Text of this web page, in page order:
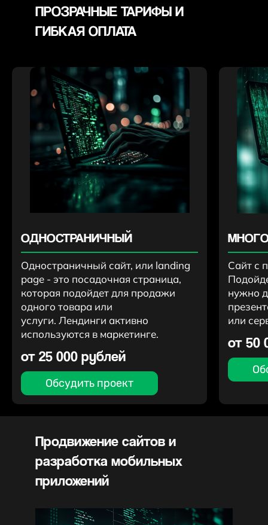
ПРОЗРАЧНЫЕ ТАРИФЫ И
ГИБКАЯ ОПЛАТА
ОДНОСТРАНИЧНЫЙ
Одностраничный сайт, или landing
page - это посадочная страница,
которая подойдет для продажи
одного товара или
услуги. Лендинги активно
используются в маркетинге.
от 25 000 рублей
Обсудить проект
Сайт с
нужно
или
от 50
Продвижение сайтов и
разработка мобильных
приложений